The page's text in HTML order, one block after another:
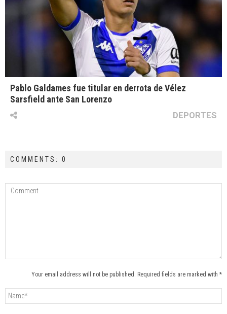
Pablo Galdames fue titular en derrota de Vélez
Sarsfield ante San Lorenzo
DEPORTES
COMMENTS: 0
Your email address will not be published. Required fields are marked with *